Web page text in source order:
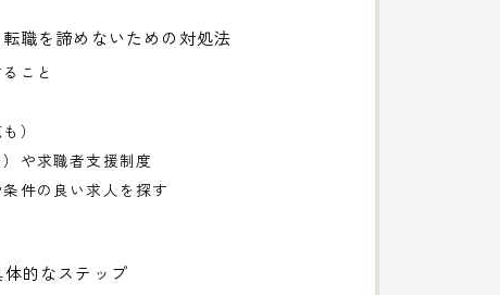
職を諦めないための対処法
こと
）
や求職者支援制度
件の良い求人を探す
的なステップ